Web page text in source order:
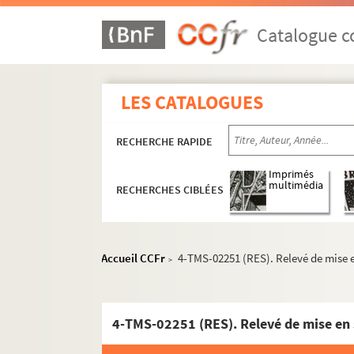
Catalogue
LES CATALOGUES
RECHERCHE RAPIDE
RECHERCHES CIBLÉES
Imprimés
multimédia
Accueil CCFr > 4-TMS-02251 (RES). Relevé de mise
4-TMS-02251 (RES). Relevé de mise en
Jules Renard. Le pain de ménage : comédie
Carlo Goldoni. Paméla : comédie en 3 actes.
Robert de Flers, Gaston-Arman de
Georges Fröschel. Papavert : pièce en 3
Michael Redgrave. Les papiers de Jeffrey
Louis Bénière. Papillon, dit Lyonnais le Juste
Victorien Sardou. La papillonne : comédie en
Raoul Praxy, Henry Hallais. Par le bout du
Maurice Hennequin, Paul Bilhaud, Albert